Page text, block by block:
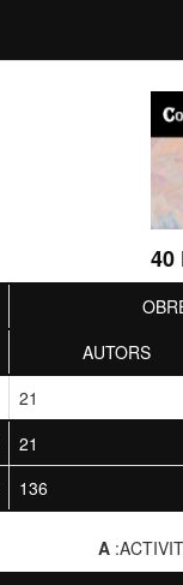
40
AUTORS
21
21
136
A